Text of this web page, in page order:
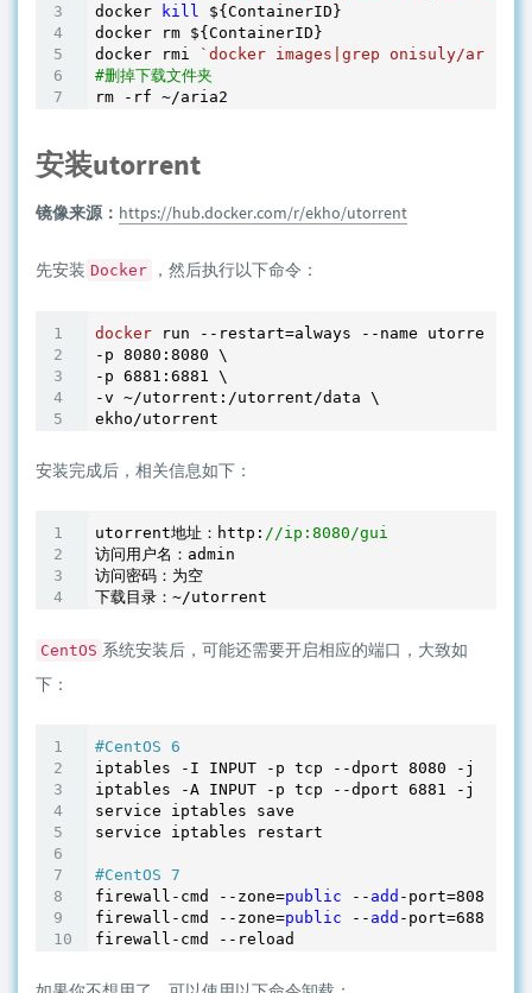
docker
kill
${ContainerID}
docker rm ${ContainerID}
docker rmi
`docker images|grep onisuly/
#删掉下载文件夹
rm -rf ~
安装utorrent
镜像来源： https://hub.docker.com/r/ekho/utorrent
先安装 Docker ，然后执行以下命令：
docker run --restart=always --name utorrent -
-p 8080 : 8080 \
-p 6881 : 6881
\
-v ~/utorrent:/utorrent/data \
安装完成后，相关信息如下：
utorrent地址：http: //ip:8080/gui
访问用户名：admin
访问密码：为空
CentOS 系统安装后，可能还需要开启相应的端口，大致如
下：
#CentOS 6
iptables -I INPUT -p tcp --dport 8080 -j
iptables -A INPUT -p tcp --dport 6881
-j
service iptables save
service iptables restart
#CentOS 7
firewall-cmd --zone=public -- add -port=8080
firewall-cmd --zone=public -- add -port=6881
firewall-cmd --reload